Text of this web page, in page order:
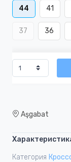
44 41
37 36
Aşgabat
Категория